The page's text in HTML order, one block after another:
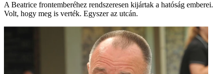
A Beatrice frontemberéhez rendszeresen kijártak a hatóság emberei.
Volt, hogy meg is verték. Egyszer az utcán.